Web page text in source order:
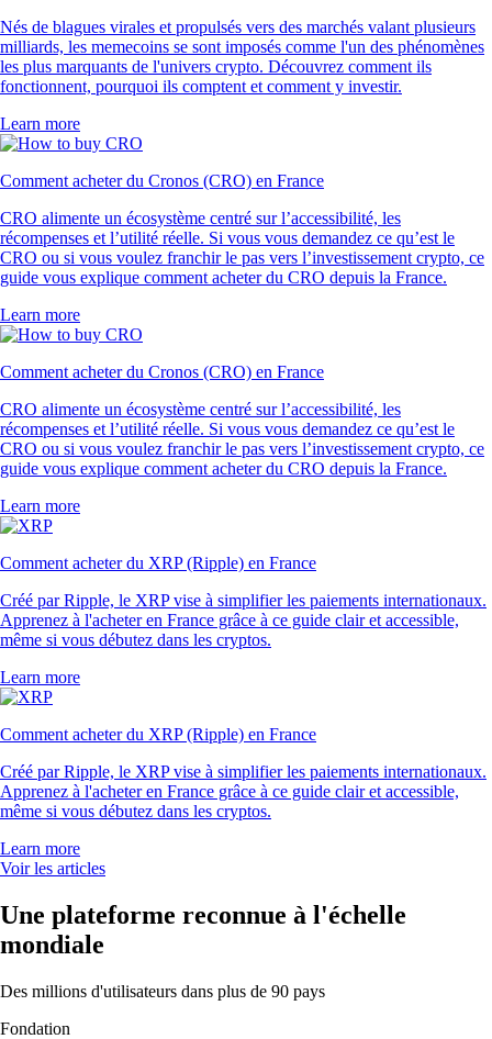
Nés de blagues virales et propulsés vers des marchés valant plusieurs
milliards, les memecoins se sont imposés comme l'un des phénomènes
les plus marquants de l'univers crypto. Découvrez comment ils
fonctionnent, pourquoi ils comptent et comment y investir.
Learn more
Comment acheter du Cronos (CRO) en France
CRO alimente un écosystème centré sur l’accessibilité, les
récompenses et l’utilité réelle. Si vous vous demandez ce qu’est le
CRO ou si vous voulez franchir le pas vers l’investissement crypto, ce
guide vous explique comment acheter du CRO depuis la France.
Learn more
Comment acheter du Cronos (CRO) en France
CRO alimente un écosystème centré sur l’accessibilité, les
récompenses et l’utilité réelle. Si vous vous demandez ce qu’est le
CRO ou si vous voulez franchir le pas vers l’investissement crypto, ce
guide vous explique comment acheter du CRO depuis la France.
Learn more
Comment acheter du XRP (Ripple) en France
Créé par Ripple, le XRP vise à simplifier les paiements internationaux.
Apprenez à l'acheter en France grâce à ce guide clair et accessible,
même si vous débutez dans les cryptos.
Learn more
Comment acheter du XRP (Ripple) en France
Créé par Ripple, le XRP vise à simplifier les paiements internationaux.
Apprenez à l'acheter en France grâce à ce guide clair et accessible,
même si vous débutez dans les cryptos.
Learn more
Voir les articles
Une plateforme reconnue à l'échelle
mondiale
Des millions d'utilisateurs dans plus de 90 pays
Fondation